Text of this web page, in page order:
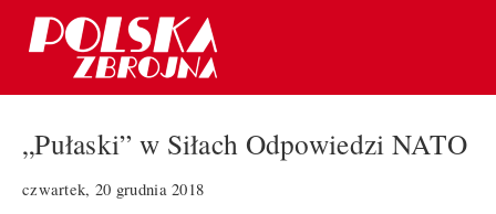
„Pułaski” w Siłach Odpowiedzi NATO
czwartek, 20 grudnia 2018